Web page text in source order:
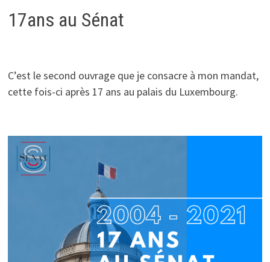
17ans au Sénat
C’est le second ouvrage que je consacre à mon mandat,
cette fois-ci après 17 ans au palais du Luxembourg.